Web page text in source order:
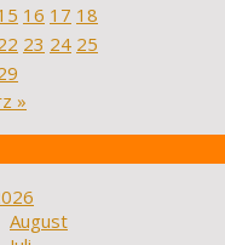
16 17 18
23 24 25
»
August